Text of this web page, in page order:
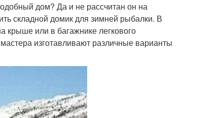
дом? Да и не рассчитан он на
складной домик для зимней рыбалки. В
крыше или в багажнике легкового
изготавливают различные варианты